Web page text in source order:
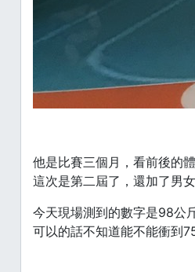
他是比賽三個月，看前後的
這次是第二屆了，還加了男
今天現場測到的數字是98公
可以的話不知道能不能衝到